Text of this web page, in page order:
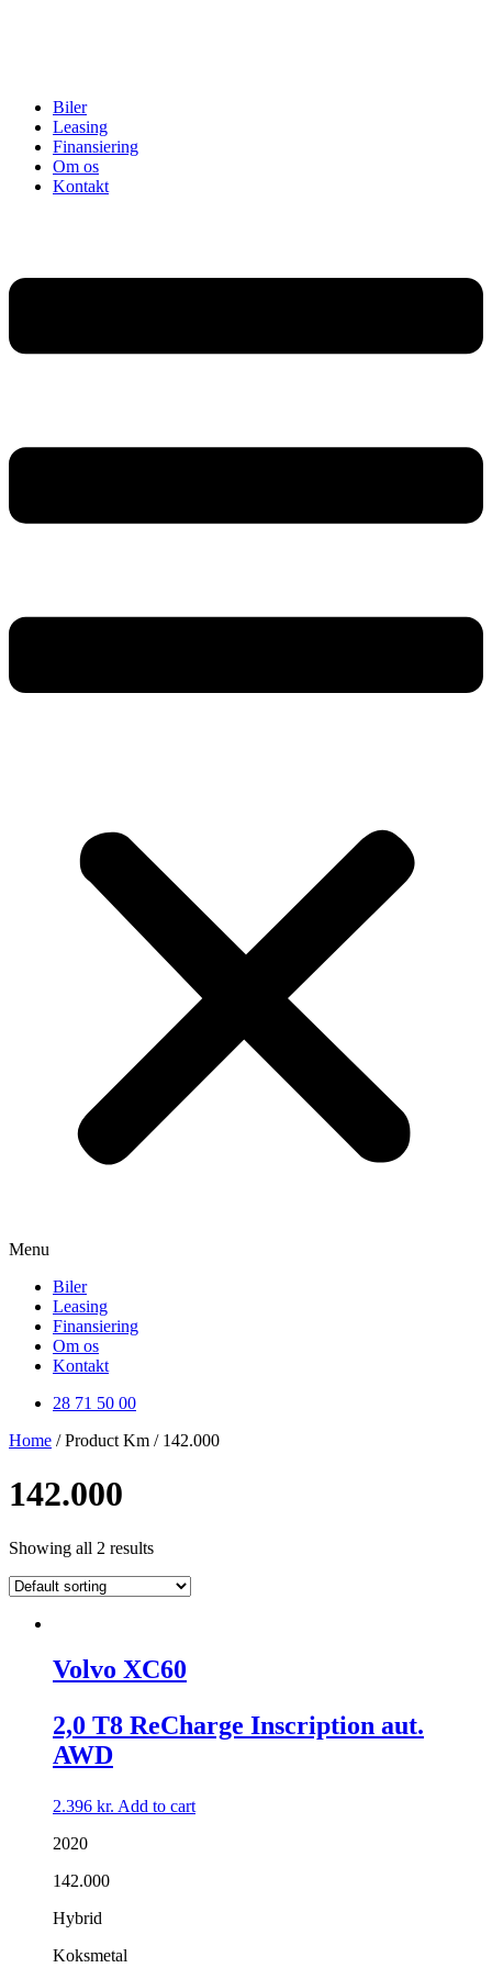
Biler
Leasing
Finansiering
Om os
Kontakt
Menu
Biler
Leasing
Finansiering
Om os
Kontakt
28 71 50 00
Home / Product Km / 142.000
142.000
Showing all 2 results
Volvo XC60
2,0 T8 ReCharge Inscription aut.
AWD
2.396 kr. Add to cart
2020
142.000
Hybrid
Koksmetal